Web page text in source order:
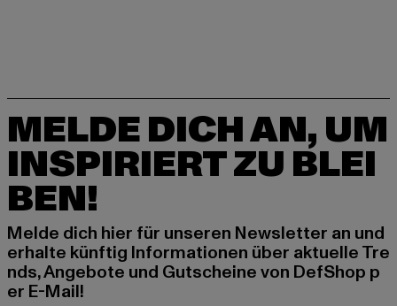
MELDE DICH AN, UM
INSPIRIERT ZU BLEI
BEN!
Melde dich hier für unseren Newsletter an und
erhalte künftig Informationen über aktuelle Tre
nds, Angebote und Gutscheine von DefShop p
er E-Mail!